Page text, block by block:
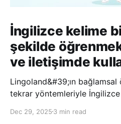
İngilizce kelime
şekilde
ve iletişimde
Lingoland&#39;ın
tekrar yöntemleriyle
hatırlayabilir ve daha doğal
Dec 29, 2025 3 min read